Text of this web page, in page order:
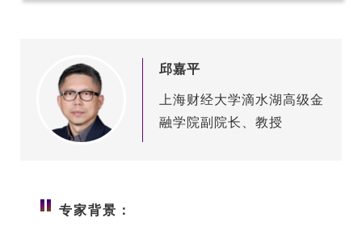
邱嘉平
上海财经大学滴水湖高级金
融学院副院长、教授
专家背景：